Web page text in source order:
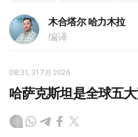
木合塔尔 哈力木拉
编译
08:31, 31 7月 2026
哈萨克斯坦是全球五